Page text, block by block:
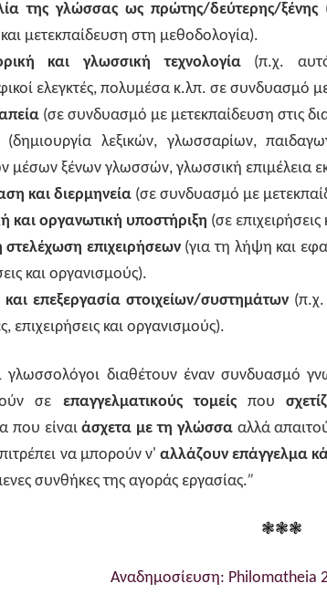
της γλώσσας ως πρώτης/δεύτερης/ξένης
μετεκπαίδευση στη μεθοδολογία).
και γλωσσική τεχνολογία (π.χ.
ελεγκτές, πολυμέσα κ.λπ. σε συνδυασμό
(σε συνδυασμό με μετεκπαίδευση στις
(δημιουργία λεξικών, γλωσσαρίων,
μέσων ξένων γλωσσών, γλωσσική επιμέλεια
και διερμηνεία (σε συνδυασμό με
και οργανωτική υποστήριξη (σε
στελέχωση επιχειρήσεων (για τη λήψη και
και οργανισμούς).
επεξεργασία στοιχείων/συστημάτων
επιχειρήσεις και οργανισμούς).
γλωσσολόγοι διαθέτουν έναν συνδυασμό
σε επαγγελματικούς τομείςπου
που είναιάσχετα με τη γλώσσα αλλά
να μπορούν ν' αλλάζουν επάγγελμα
συνθήκες της αγοράς εργασίας.”
❃❃❃
Αναδημοσίευση: Philomαtheia